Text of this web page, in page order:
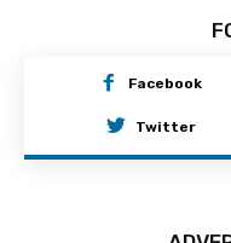
Facebook
Twitter